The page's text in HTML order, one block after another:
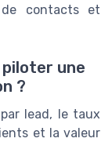
contacts et
une
?
lead, le taux
et la valeur